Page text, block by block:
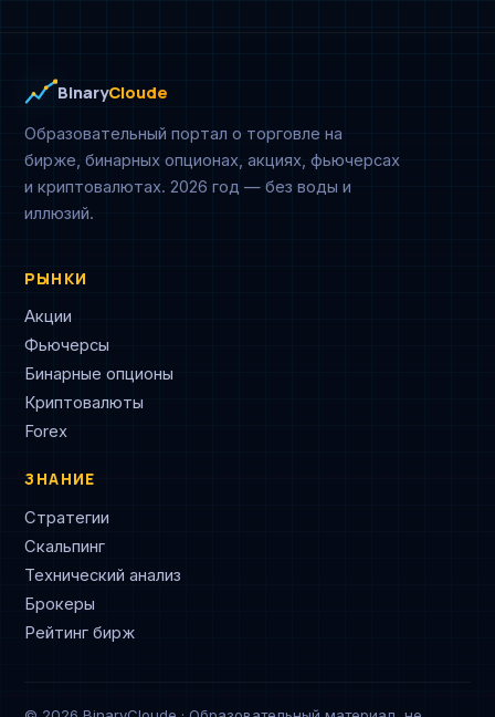
BinaryCloude
Образовательный портал о торговле на
бирже, бинарных опционах, акциях, фьючерсах
и криптовалютах. 2026 год — без воды и
иллюзий.
РЫНКИ
Акции
Фьючерсы
Бинарные опционы
Криптовалюты
Forex
ЗНАНИЕ
Стратегии
Скальпинг
Технический анализ
Брокеры
Рейтинг бирж